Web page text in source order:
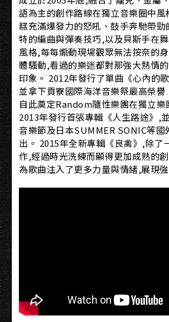
語為主的創作路線在獨立音樂圈中風
糕充滿爆發力的怒吼、鼓手奔馳帶勁
特的編曲與彈奏技巧,以及貝斯手在
風格,每每煽動現場觀眾無法按奈的
體騷動,看過的樂迷都對那強大熱情
印象。 2012年發行了單曲《心內的
並拿下貢寮國際海洋音樂祭最高榮
自此奠定Random隨性樂團在獨立樂
2013年發行首張專輯《人生路途》,
音樂節及日本SUMMER SONIC等國
出。 2015年全新專輯《良禽》,除了
作,經過時光洗練而顯得更加成熟的
為歌曲注入了更多力量與情緒,展現